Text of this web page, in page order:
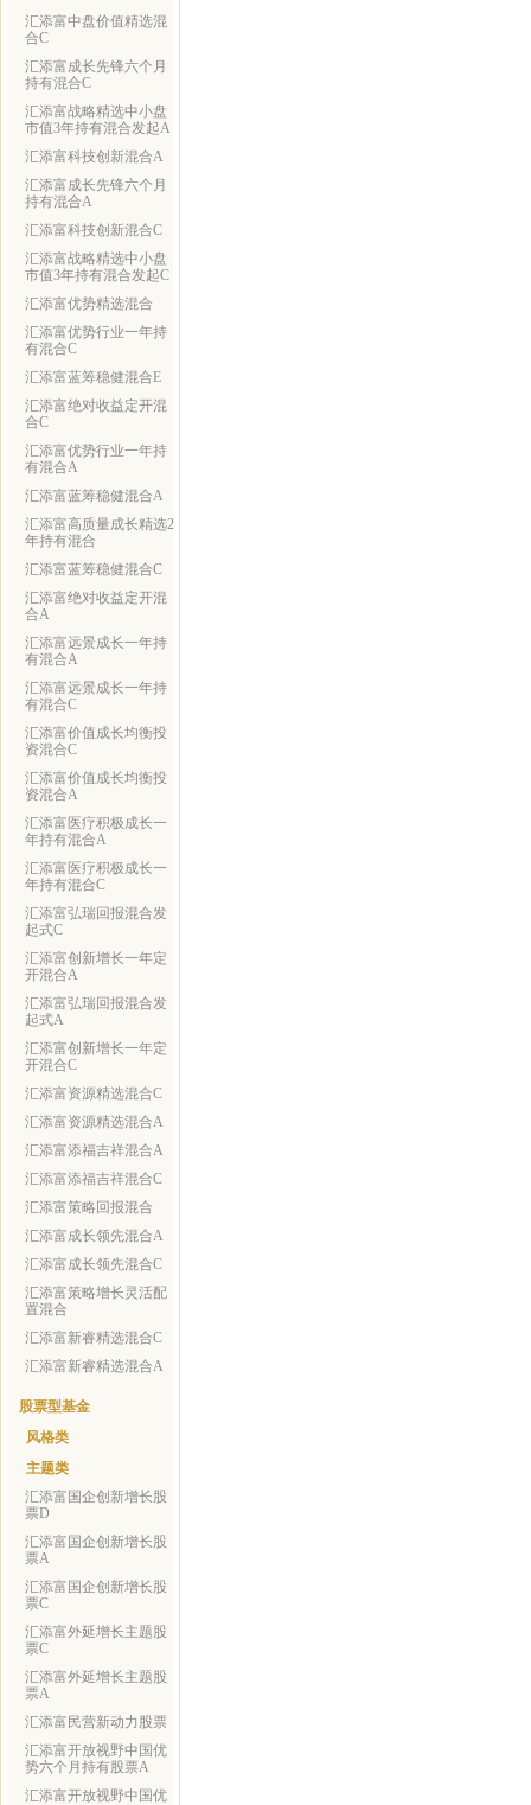
汇添富中盘价值精选混
合C
汇添富成长先锋六个月
持有混合C
汇添富战略精选中小盘
市值3年持有混合发起A
汇添富科技创新混合A
汇添富成长先锋六个月
持有混合A
汇添富科技创新混合C
汇添富战略精选中小盘
市值3年持有混合发起C
汇添富优势精选混合
汇添富优势行业一年持
有混合C
汇添富蓝筹稳健混合E
汇添富绝对收益定开混
合C
汇添富优势行业一年持
有混合A
汇添富蓝筹稳健混合A
汇添富高质量成长精选2
年持有混合
汇添富蓝筹稳健混合C
汇添富绝对收益定开混
合A
汇添富远景成长一年持
有混合A
汇添富远景成长一年持
有混合C
汇添富价值成长均衡投
资混合C
汇添富价值成长均衡投
资混合A
汇添富医疗积极成长一
年持有混合A
汇添富医疗积极成长一
年持有混合C
汇添富弘瑞回报混合发
起式C
汇添富创新增长一年定
开混合A
汇添富弘瑞回报混合发
起式A
汇添富创新增长一年定
开混合C
汇添富资源精选混合C
汇添富资源精选混合A
汇添富添福吉祥混合A
汇添富添福吉祥混合C
汇添富策略回报混合
汇添富成长领先混合A
汇添富成长领先混合C
汇添富策略增长灵活配
置混合
汇添富新睿精选混合C
汇添富新睿精选混合A
股票型基金
风格类
主题类
汇添富国企创新增长股
票D
汇添富国企创新增长股
票A
汇添富国企创新增长股
票C
汇添富外延增长主题股
票C
汇添富外延增长主题股
票A
汇添富民营新动力股票
汇添富开放视野中国优
势六个月持有股票A
汇添富开放视野中国优